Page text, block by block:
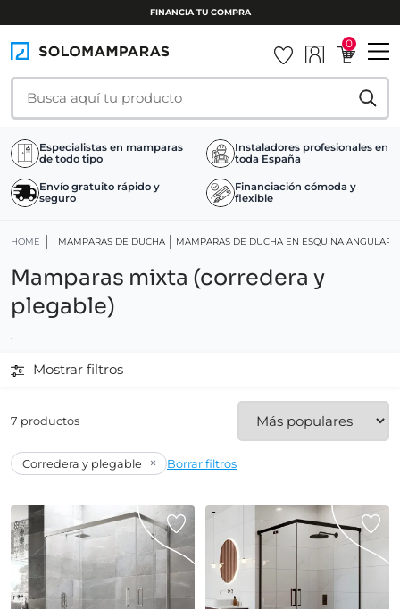
FINANCIA TU COMPRA
0
Especialistas en mamparas
de todo tipo
Instaladores profesionales en
toda España
Envío gratuito rápido y
seguro
Financiación cómoda y
flexible
HOME MAMPARAS DE DUCHA MAMPARAS DE DUCHA EN ESQUINA
Mamparas mixta (corredera y
plegable)
.
Mostrar filtros
7 productos
Corredera y plegable × Borrar filtros